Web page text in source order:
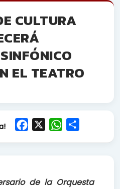
CULTURA
EL TEATRO
W
de la Orquesta